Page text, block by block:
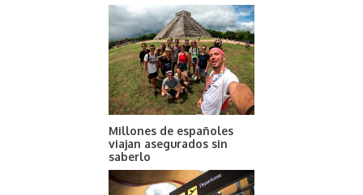
Millones de españoles
viajan asegurados sin
saberlo